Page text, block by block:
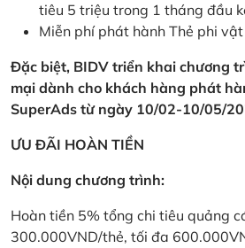
tiêu 5 triệu trong 1 tháng đầu
Miễn phí phát hành Thẻ phi
Đặc biệt, BIDV triển khai chương
mại dành cho khách hàng phát
SuperAds từ ngày 10/02-10/05/
ƯU ĐÃI HOÀN TIỀN
Nội dung chương trình:
Hoàn tiền 5% tổng chi tiêu quảng
300.000VND/thẻ, tối đa